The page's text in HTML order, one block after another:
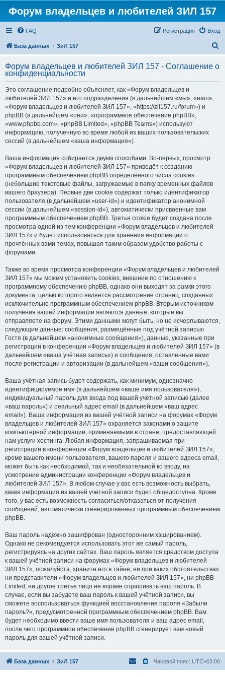
Форум владельцев и любителей ЗИЛ 157
FAQ Вход
Регистрация
База данных ЗиЛ 157
с
Форум владельцев и любителей ЗИЛ 157 - Соглашение о
конфиденциальности
Это соглашение подробно объясняет, как «Форум владельцев и
любителей ЗИЛ 157» и его подразделения (в дальнейшем «мы», «наш»,
«Форум владельцев и любителей ЗИЛ 157», «https://zil157.ru/forum») и
phpBB (в дальнейшем «они», «программное обеспечение phpBB»,
«www.phpbb.com», «phpBB Limited», «phpBB Teams») используют
информацию, полученную во время любой из ваших пользовательских
сессий (в дальнейшем «ваша информация»).
Ваша информация собирается двумя способами. Во-первых, просмотр
«Форум владельцев и любителей ЗИЛ 157» приведёт к созданию
программным обеспечением phpBB определённого числа cookies
(небольшие текстовые файлы, загружаемые в папку временных файлов
вашего браузера). Первые две cookie содержат только идентификатор
пользователя (в дальнейшем «user-id») и идентификатор анонимной
сессии (в дальнейшем «session-id»), автоматически присвоенные вам
программным обеспечением phpBB. Третья cookie будет создана после
просмотра одной из тем конференции «Форум владельцев и любителей
ЗИЛ 157» и будет использоваться для хранения информации о
прочтённых вами темах, повышая таким образом удобство работы с
форумами.
Также во время просмотра конференции «Форум владельцев и любителей
ЗИЛ 157» мы можем установить cookies, внешние по отношению к
программному обеспечению phpBB, однако они выходят за рамки этого
документа, целью которого является рассмотрение страниц, созданных
исключительно программным обеспечением phpBB. Вторым источником
получения вашей информации являются данные, которые вы
отправляете на форум. Этими данными могут быть, но не исчерпываются,
следующие данные: сообщения, размещённые под учётной записью
Гостя (в дальнейшем «анонимные сообщения»), данные, указанные при
регистрации в конференции «Форум владельцев и любителей ЗИЛ 157» (в
дальнейшем «ваша учётная запись») и сообщения, оставленные вами
после регистрации и авторизации (в дальнейшем «ваши сообщения»).
Ваша учётная запись будет содержать, как минимум, однозначно
идентифицируемое имя (в дальнейшем «ваше имя пользователя»),
индивидуальный пароль для входа под вашей учётной записью (далее
«ваш пароль») и реальный адрес email (в дальнейшем «ваш адрес
email»). Ваша информация из вашей учётной записи на форумах «Форум
владельцев и любителей ЗИЛ 157» охраняется законами о защите
компьютерной информации, применяемыми в стране, предоставляющей
нам услуги хостинга. Любая информация, запрашиваемая при
регистрации в конференции «Форум владельцев и любителей ЗИЛ 157»,
кроме вашего имени пользователя, вашего пароля и вашего адреса email,
может быть как необходимой, так и необязательной ко вводу, на
усмотрение администрации конференции «Форум владельцев и
любителей ЗИЛ 157». В любом случае у вас есть возможность выбрать,
какая информация из вашей учётной записи будет общедоступна. Кроме
того, у вас есть возможность согласиться/отказаться от получения
сообщений, автоматически сгенерированных программным обеспечением
phpBB.
Ваш пароль надёжно зашифрован (односторонним хэшированием).
Однако не рекомендуется использовать этот же самый пароль,
регистрируясь на других сайтах. Ваш пароль является средством доступа
к вашей учётной записи на форумах «Форум владельцев и любителей
ЗИЛ 157», пожалуйста, храните его в тайне, ни при каких обстоятельствах
ни представители «Форум владельцев и любителей ЗИЛ 157», ни phpBB
Limited, ни другое третье лицо не вправе спрашивать ваш пароль. В
случае, если вы забудете ваш пароль к вашей учётной записи, вы
сможете воспользоваться функцией восстановления пароля «Забыли
пароль?», предусмотренной программным обеспечением phpBB. Вам
будет необходимо ввести ваше имя пользователя и ваш адрес email,
после чего программное обеспечение phpBB сгенерирует вам новый
пароль для вашей учётной записи.
База данных ЗиЛ 157 Часовой пояс: UTC+03:00